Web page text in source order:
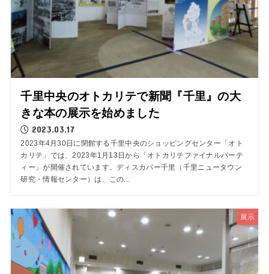
千里中央のオトカリテで新聞『千里』の大
きな本の展示を始めました
2023.03.17
2023年4月30日に閉館する千里中央のショッピングセンター「オト
カリテ」では、2023年1月13日から「オトカリテファイナルパーテ
ィー」が開催されています。ディスカバー千里（千里ニュータウン
研究・情報センター）は、この...
展示